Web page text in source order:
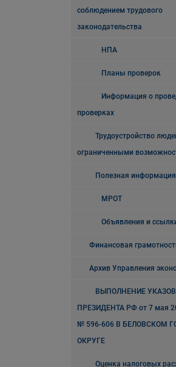
соблюдением трудового
законодательства
НПА
Планы проверок
Информация о
проверках
Трудоустройство
ограниченными
Полезная информация
МРОТ
Объявления и
Финансовая
Архив Управления
ВЫПОЛНЕНИЕ УКАЗОВ
ПРЕЗИДЕНТА РФ от 7 мая
№ 596-606 В БЕЛОВСКОМ
ОКРУГЕ
Оценка налоговых